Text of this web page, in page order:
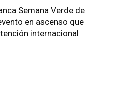
Semana Verde de
en ascenso que
internacional